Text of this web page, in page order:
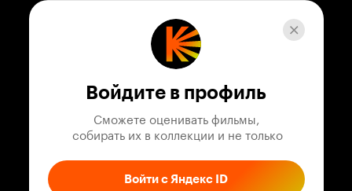
Музыка
Телепрограмма
Служба поддержки
Войдите в профиль
Сможете оценивать фильмы,
собирать их в коллекции и не только
Войти с Яндекс ID